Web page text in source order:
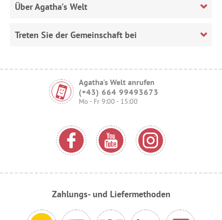
Über Agatha's Welt
Treten Sie der Gemeinschaft bei
Agatha's Welt anrufen
(+43) 664 99493673
Mo - Fr 9:00 - 15:00
Zahlungs- und Liefermethoden